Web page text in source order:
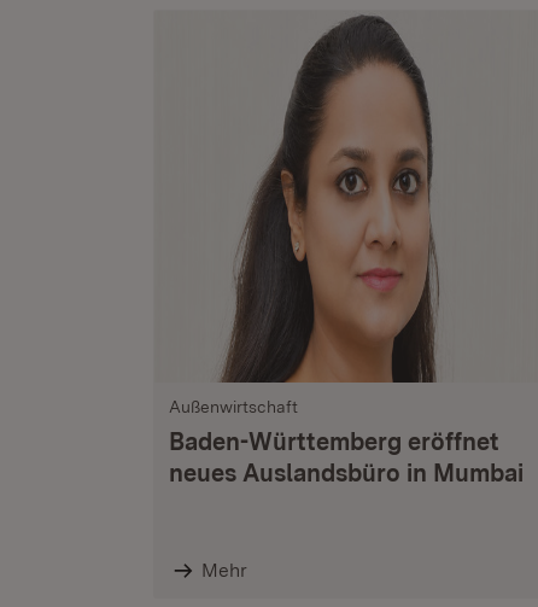
Außenwirtschaft
Baden-Württemberg eröffnet
neues Auslandsbüro in Mumbai
Mehr